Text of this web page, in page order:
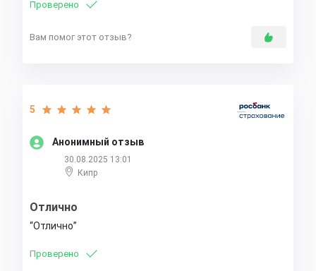
Проверено
Вам помог этот отзыв?
Анонимный отзыв
5
30.08.2025 13:01
Кипр
Отлично
Отлично
Проверено